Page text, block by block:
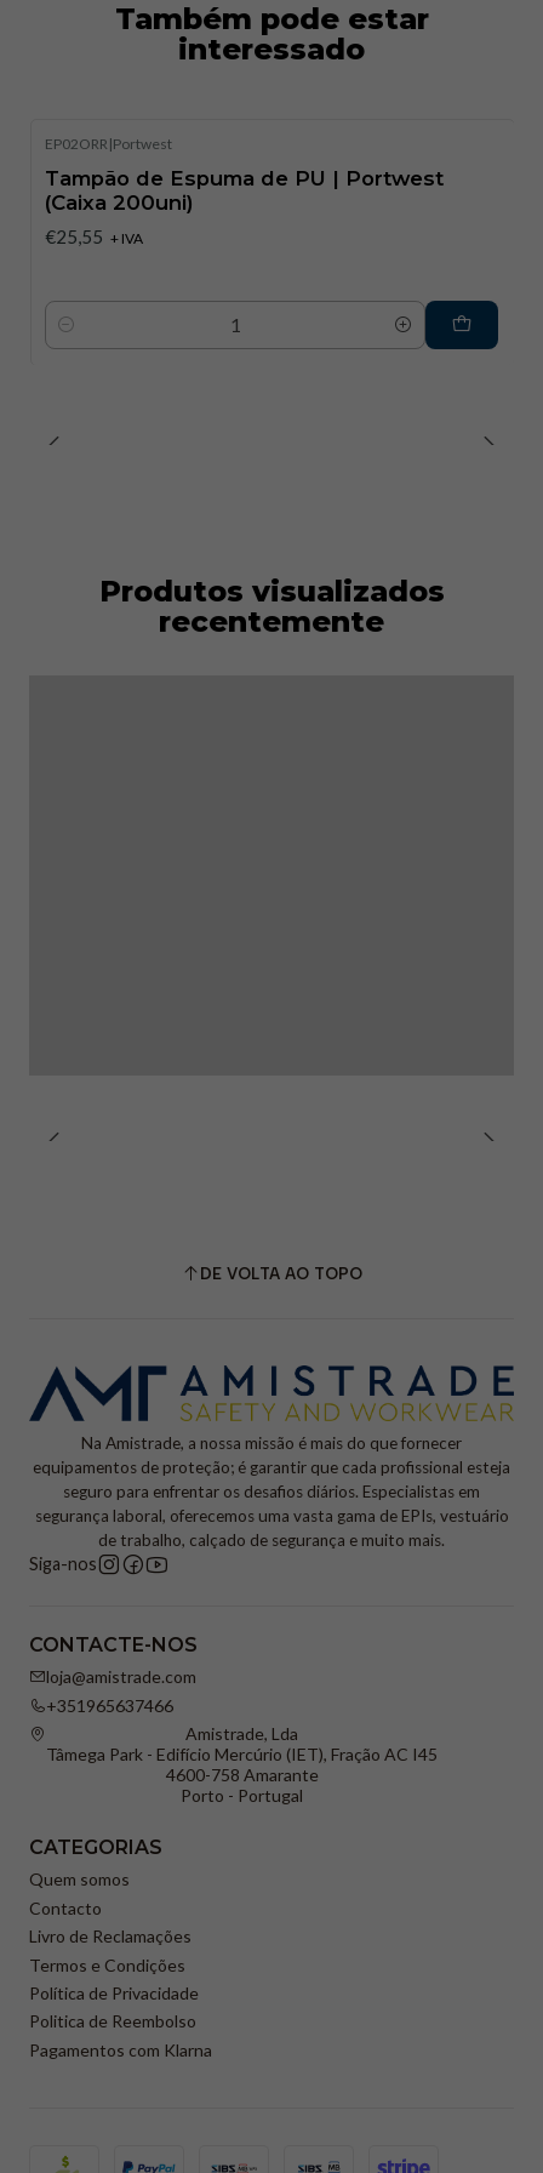
Também pode estar
interessado
EP02ORR |Portwest
Tampão de Espuma de PU | Portwest
(Caixa 200uni)
€25,55 + IVA
Quantidade
Produtos visualizados
recentemente
DE VOLTA AO TOPO
Na Amistrade, a nossa missão é mais do que fornecer
equipamentos de proteção; é garantir que cada profissional esteja
seguro para enfrentar os desafios diários. Especialistas em
segurança laboral, oferecemos uma vasta gama de EPIs, vestuário
de trabalho, calçado de segurança e muito mais.
Siga-nos
CONTACTE-NOS
loja@amistrade.com
+351965637466
Amistrade, Lda
Tâmega Park - Edifício Mercúrio (IET), Fração AC I45
4600-758 Amarante
Porto - Portugal
CATEGORIAS
Quem somos
Contacto
Livro de Reclamações
Termos e Condições
Política de Privacidade
Politica de Reembolso
Pagamentos com Klarna